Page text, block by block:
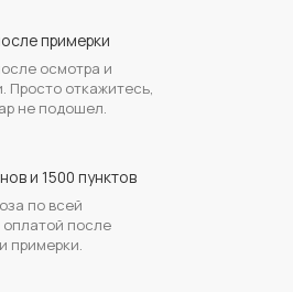
примерки
осмотра и
Просто откажитесь,
не подошел.
и 1500 пунктов
по всей
после
примерки.